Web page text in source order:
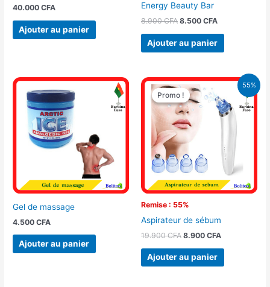
40.000CFA
Ajouter au panier
Energy Beauty Bar
8.900CFA 8.500 CFA
Ajouter au panier
Gel de massage
4.500CFA
Ajouter au panier
55%
Promo !
Remise : 55%
Promo !
Aspirateur de sébum
19.900CFA
Le
prix
initial
était :
19.900 CFA.
8.900 CFA
Le
actuel
est :
8.900 CFA.
Ajouter au panier